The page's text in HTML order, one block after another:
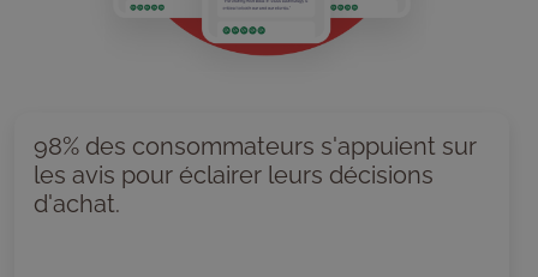
98% des consommateurs s'appuient sur
les avis pour éclairer leurs décisions
d'achat.